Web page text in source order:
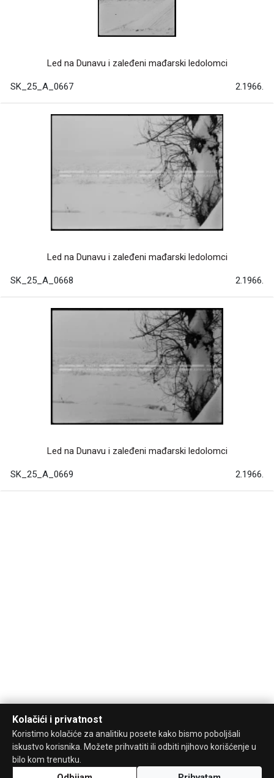
Led na Dunavu i zaleđeni mađarski ledolomci
SK_25_A_0667 2.1966.
Led na Dunavu i zaleđeni mađarski ledolomci
SK_25_A_0668 2.1966.
Led na Dunavu i zaleđeni mađarski ledolomci
SK_25_A_0669 2.1966.
Kolačići i privatnost
Koristimo kolačiće za analitiku posete kako bismo poboljšali
iskustvo korisnika. Možete prihvatiti ili odbiti njihovo korišćenje u
bilo kom trenutku.